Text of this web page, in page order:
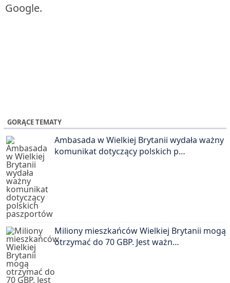
Google.
GORĄCE TEMATY
Ambasada w Wielkiej Brytanii wydała ważny
komunikat dotyczący polskich p…
Miliony mieszkańców Wielkiej Brytanii mogą
otrzymać do 70 GBP. Jest ważn…